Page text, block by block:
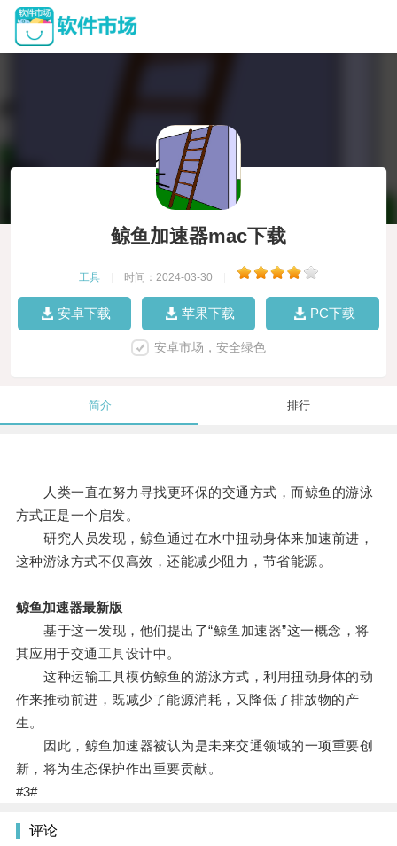
鲸鱼加速器mac下载
工具 时间：2024-03-30
安卓下载 苹果下载 PC下载
安卓市场，安全绿色
简介 排行
人类一直在努力寻找更环保的交通方式，而鲸鱼的游泳
方式正是一个启发。
研究人员发现，鲸鱼通过在水中扭动身体来加速前进，
这种游泳方式不仅高效，还能减少阻力，节省能源。
鲸鱼加速器最新版
基于这一发现，他们提出了“鲸鱼加速器”这一概念，将
其应用于交通工具设计中。
这种运输工具模仿鲸鱼的游泳方式，利用扭动身体的动
作来推动前进，既减少了能源消耗，又降低了排放物的产
生。
因此，鲸鱼加速器被认为是未来交通领域的一项重要创
新，将为生态保护作出重要贡献。
#3#
评论